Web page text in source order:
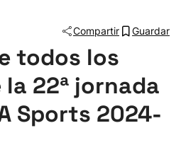
Compartir Guardar
todos los
22ª jornada
Sports 2024-